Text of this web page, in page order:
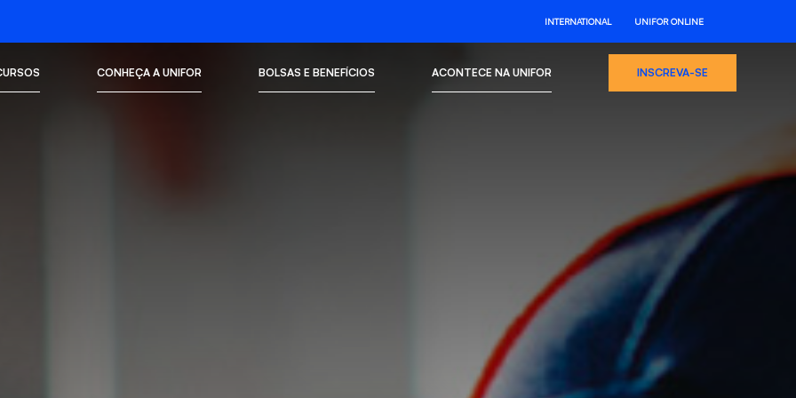
INTERNATIONAL UNIFOR ONLINE
CONHEÇA A UNIFOR BOLSAS E BENEFÍCIOS ACONTECE NA UNIFOR INSCREVA-SE